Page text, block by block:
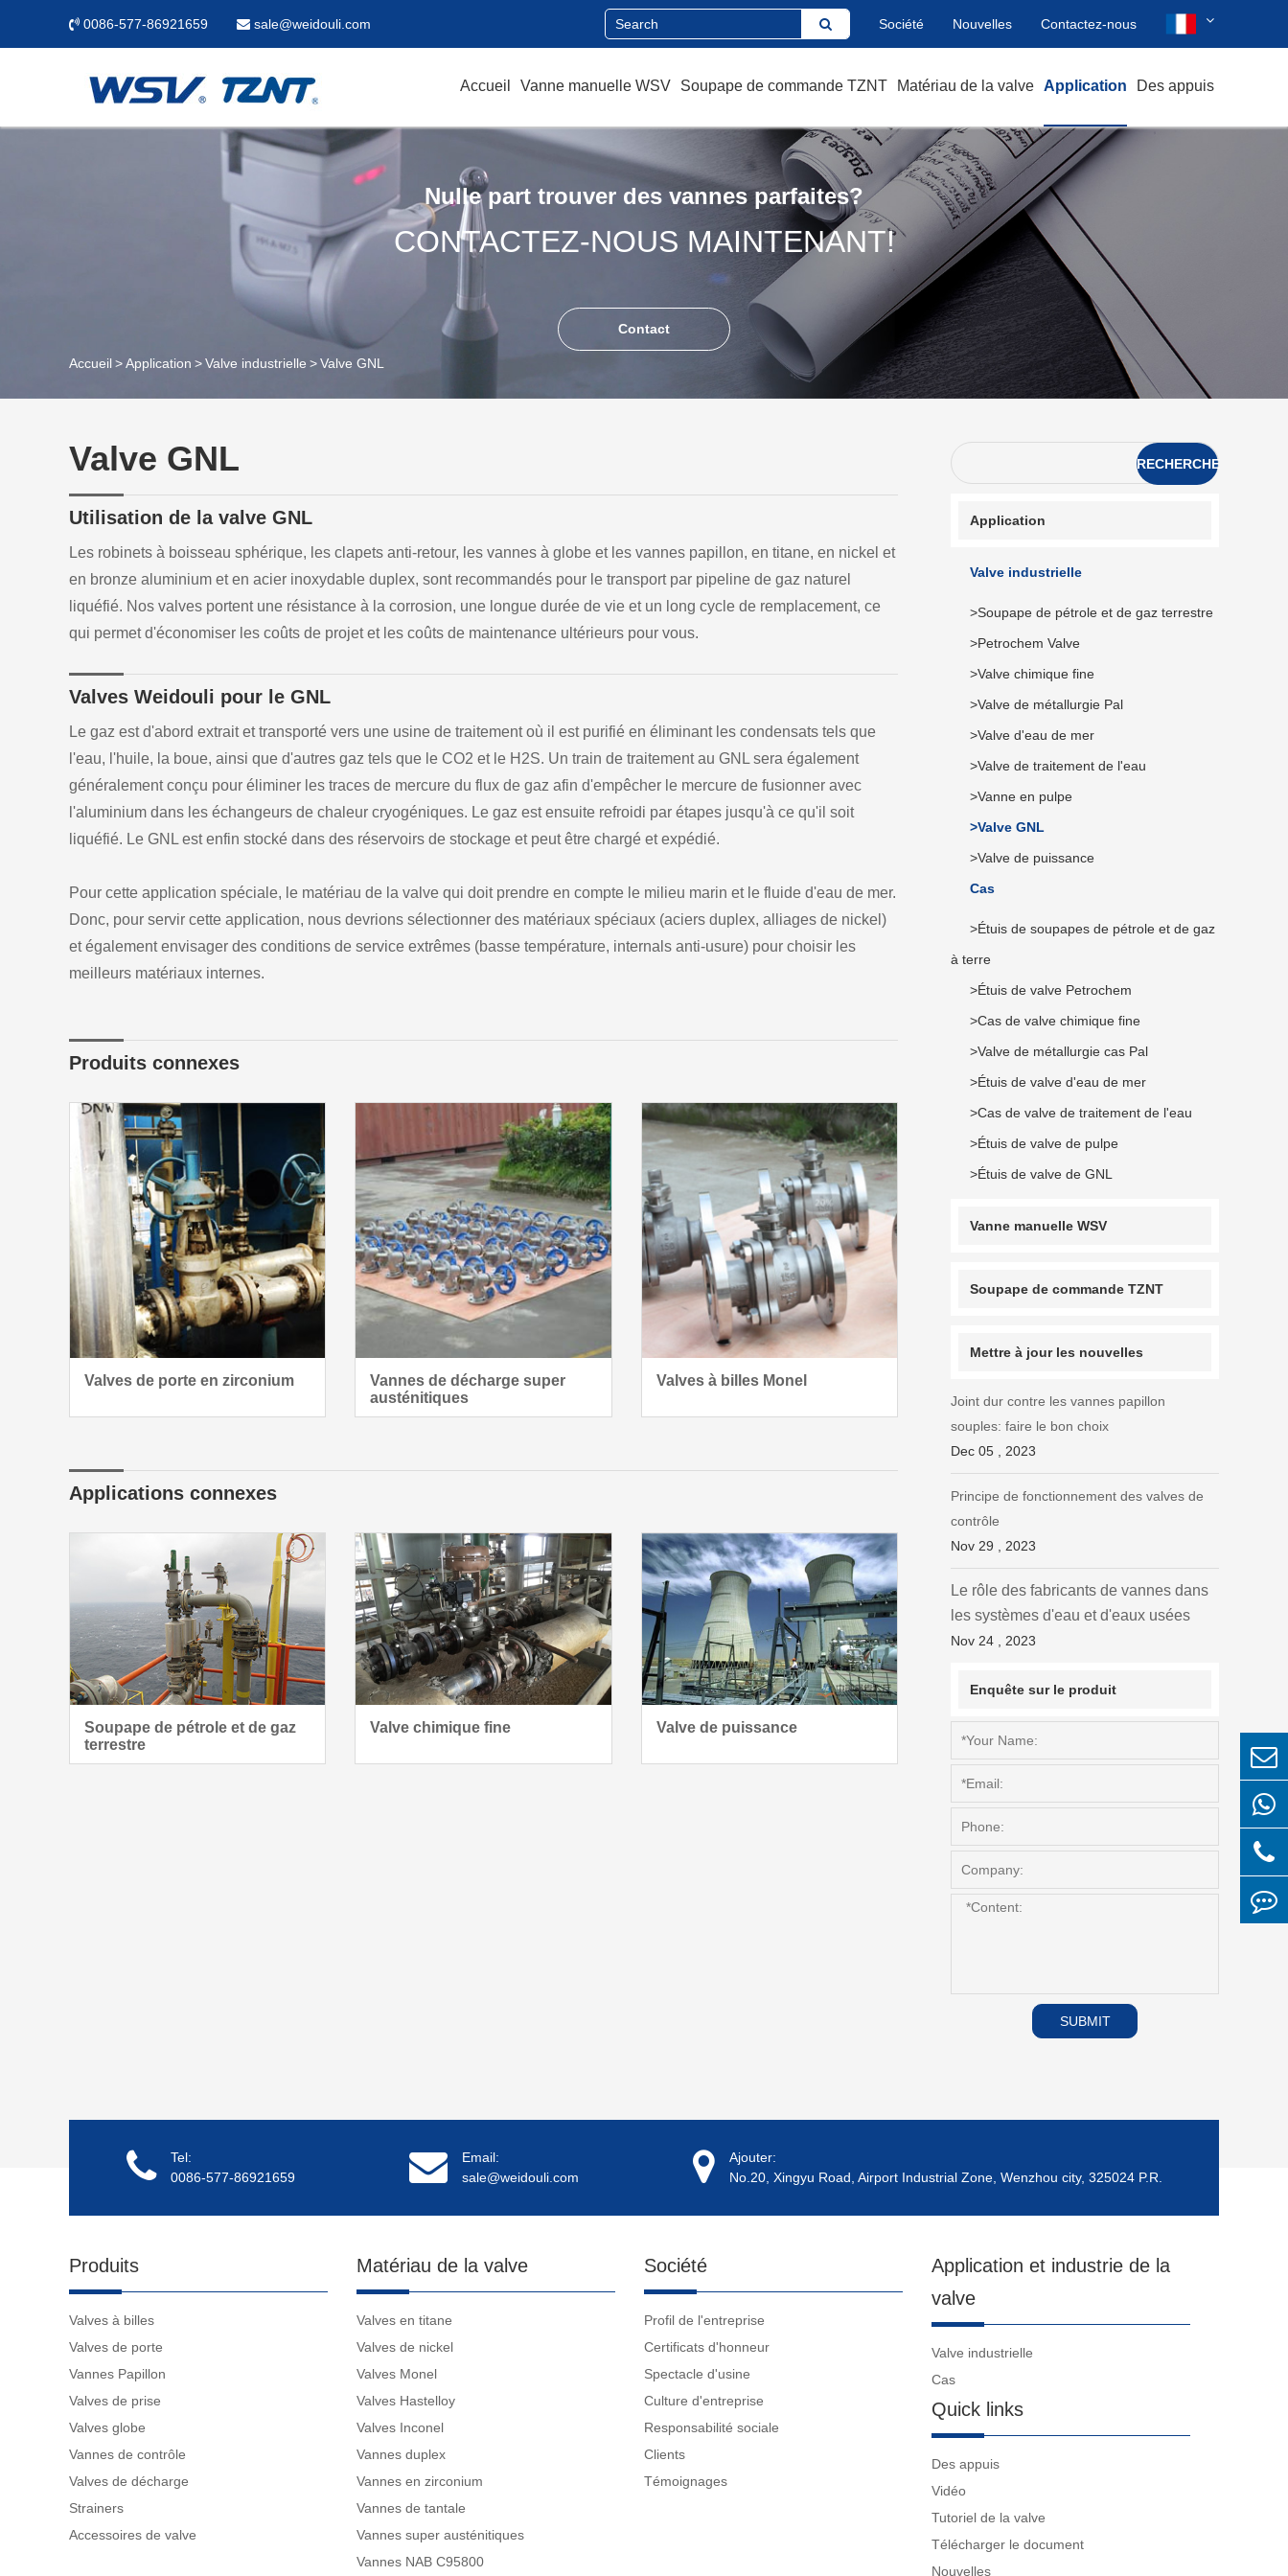
0086-577-86921659 sale@weidouli.com Société Nouvelles Contactez-nous
Accueil Vanne manuelle WSV Soupape de commande TZNT Matériau de la valve Application Des appuis
Nulle part trouver des vannes parfaites?
CONTACTEZ-NOUS MAINTENANT!
Contact
Accueil Application Valve industrielle Valve GNL
Valve GNL
Utilisation de la valve GNL
Les robinets à boisseau sphérique, les clapets anti-retour, les vannes à globe et les vannes papillon, en titane, en nickel et
en bronze aluminium et en acier inoxydable duplex, sont recommandés pour le transport par pipeline de gaz naturel
liquéfié. Nos valves portent une résistance à la corrosion, une longue durée de vie et un long cycle de remplacement, ce
qui permet d'économiser les coûts de projet et les coûts de maintenance ultérieurs pour vous.
Valves Weidouli pour le GNL
Le gaz est d'abord extrait et transporté vers une usine de traitement où il est purifié en éliminant les condensats tels que
l'eau, l'huile, la boue, ainsi que d'autres gaz tels que le CO2 et le H2S. Un train de traitement au GNL sera également
généralement conçu pour éliminer les traces de mercure du flux de gaz afin d'empêcher le mercure de fusionner avec
l'aluminium dans les échangeurs de chaleur cryogéniques. Le gaz est ensuite refroidi par étapes jusqu'à ce qu'il soit
liquéfié. Le GNL est enfin stocké dans des réservoirs de stockage et peut être chargé et expédié.
Pour cette application spéciale, le matériau de la valve qui doit prendre en compte le milieu marin et le fluide d'eau de mer.
Donc, pour servir cette application, nous devrions sélectionner des matériaux spéciaux (aciers duplex, alliages de nickel)
et également envisager des conditions de service extrêmes (basse température, internals anti-usure) pour choisir les
meilleurs matériaux internes.
Produits connexes
Valves de porte en zirconium
Vannes de décharge super
austénitiques
Valves à billes Monel
Applications connexes
Soupape de pétrole et de gaz
terrestre
Valve chimique fine Valve de puissance
RECHERCHE
Application
Valve industrielle
>Soupape de pétrole et de gaz terrestre
>Petrochem Valve
>Valve chimique fine
>Valve de métallurgie Pal
>Valve d'eau de mer
>Valve de traitement de l'eau
>Vanne en pulpe
>Valve GNL
>Valve de puissance
Cas
>Étuis de soupapes de pétrole et de gaz
à terre
>Étuis de valve Petrochem
>Cas de valve chimique fine
>Valve de métallurgie cas Pal
>Étuis de valve d'eau de mer
>Cas de valve de traitement de l'eau
>Étuis de valve de pulpe
>Étuis de valve de GNL
Vanne manuelle WSV
Soupape de commande TZNT
Mettre à jour les nouvelles
Joint dur contre les vannes papillon
souples: faire le bon choix
Dec 05 , 2023
Principe de fonctionnement des valves de
contrôle
Nov 29 , 2023
Le rôle des fabricants de vannes dans
les systèmes d'eau et d'eaux usées
Nov 24 , 2023
Enquête sur le produit
SUBMIT
Tel:
0086-577-86921659
Email:
sale@weidouli.com
Ajouter:
No.20, Xingyu Road, Airport Industrial Zone, Wenzhou city, 325024 P.R.
Produits
Valves à billes
Valves de porte
Vannes Papillon
Valves de prise
Valves globe
Vannes de contrôle
Valves de décharge
Strainers
Accessoires de valve
Matériau de la valve
Valves en titane
Valves de nickel
Valves Monel
Valves Hastelloy
Valves Inconel
Vannes duplex
Vannes en zirconium
Vannes de tantale
Vannes super austénitiques
Vannes NAB C95800
Société
Profil de l'entreprise
Certificats d'honneur
Spectacle d'usine
Culture d'entreprise
Responsabilité sociale
Clients
Témoignages
Application et industrie de la
valve
Valve industrielle
Cas
Quick links
Des appuis
Vidéo
Tutoriel de la valve
Télécharger le document
Nouvelles